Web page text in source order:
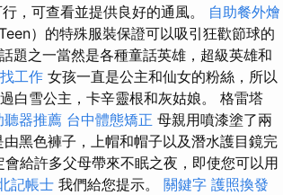
，可查看並提供良好的通風。
自助餐外燴
）的特殊服裝保證可以吸引狂歡節球的
題之一當然是各種童話英雄，超級英雄和
工作 女孩一直是公主和仙女的粉絲，所以
白雪公主，卡辛靈根和灰姑娘。 格雷塔
聽器推薦 台中體態矯正 母親用噴漆塗了兩
由黑色褲子，上帽和帽子以及潛水護目鏡完
給許多父母帶來不眠之夜，即使您可以用
記帳士 我們給您提示。 關鍵字 護照換發